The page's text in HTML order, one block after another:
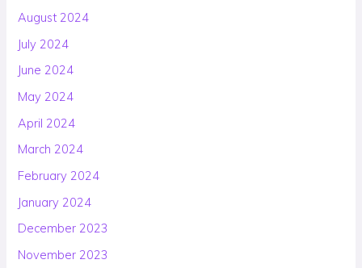
August 2024
July 2024
June 2024
May 2024
April 2024
March 2024
February 2024
January 2024
December 2023
November 2023